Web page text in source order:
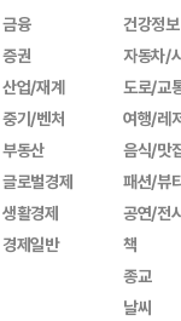
금융
증권
산업/재계
중기/벤처
부동산
글로벌경제
생활경제
경제일반
건강정보
자동차/
도로/교
여행/레
음식/맛
패션/뷰
공연/전
책
종교
날씨